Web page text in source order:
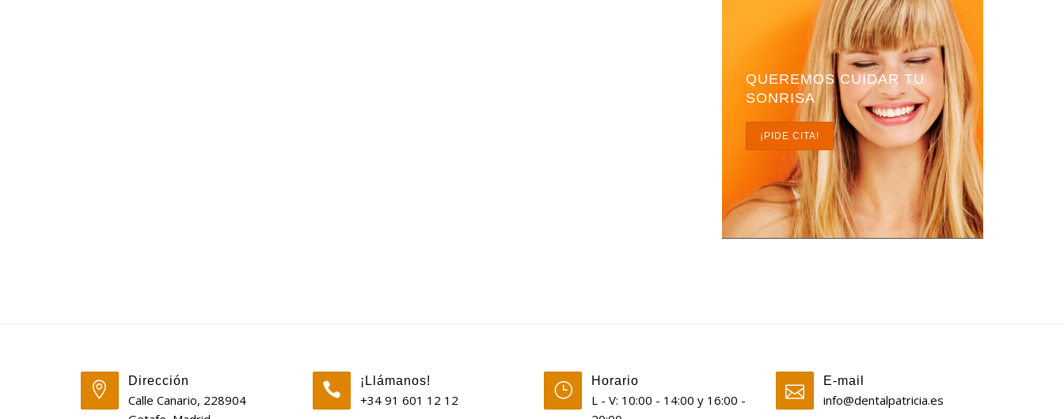
QUEREMOS CUIDAR TU
SONRISA
¡PIDE CITA!
Dirección
Calle Canario, 228904
¡Llámanos!
+34 91 601 12 12
Horario
L - V: 10:00 - 14:00 y 16:00 -
E-mail
info@dentalpatricia.es